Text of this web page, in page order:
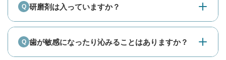
研磨剤は入っていますか？
歯が敏感になったり沁みることはありますか？